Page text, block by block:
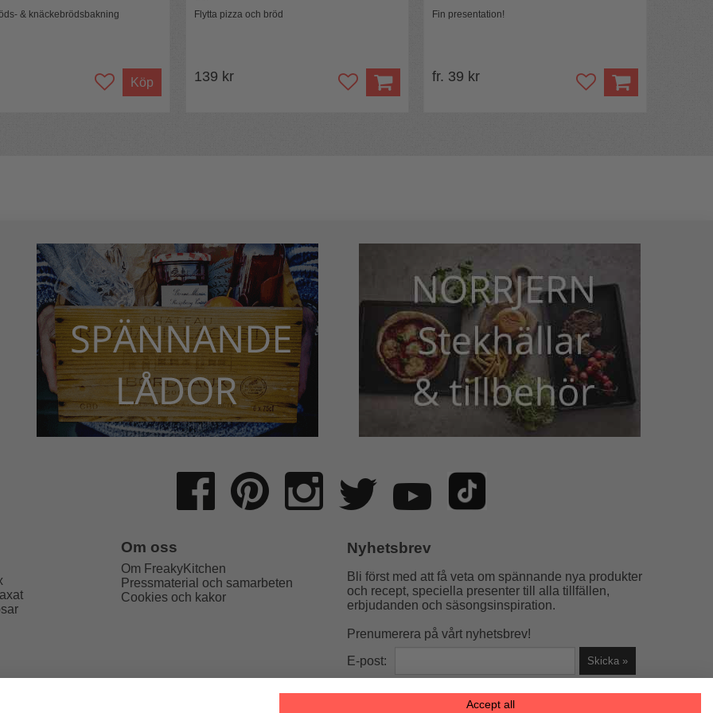
& knäckebrödsbakning
Köp
Flytta pizza och bröd
139 kr
Fin presentation!
fr. 39 kr
Om oss
Om FreakyKitchen
Pressmaterial och samarbeten
Cookies och kakor
Nyhetsbrev
Bli först med att få veta om spännande nya produkter
och recept, speciella presenter till alla tillfällen,
erbjudanden och säsongsinspiration.
Prenumerera på vårt nyhetsbrev!
E-post:
Accept all